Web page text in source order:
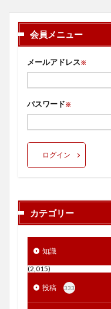
会員メニュー
メールアドレス※
パスワード※
ログイン
カテゴリー
知識
(2,015)
投稿 333